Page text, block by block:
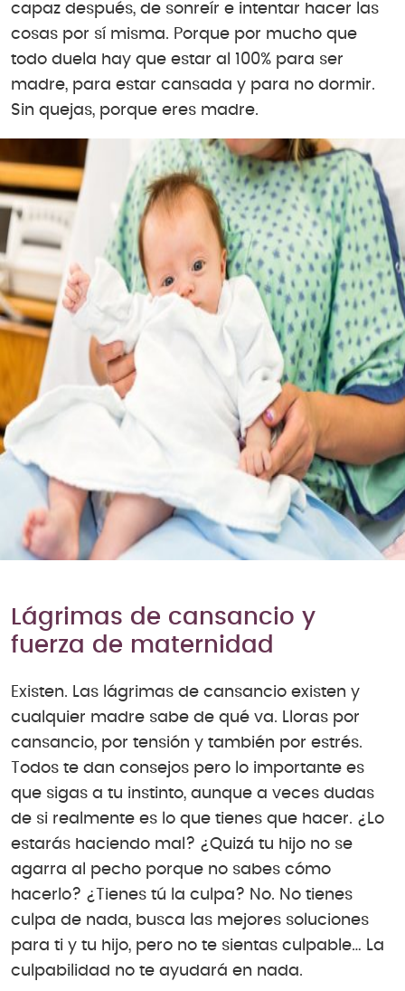
capaz después, de sonreír e intentar hacer las
cosas por sí misma. Porque por mucho que
todo duela hay que estar al 100% para ser
madre, para estar cansada y para no dormir.
Sin quejas, porque eres madre.
Lágrimas de cansancio y
fuerza de maternidad
Existen. Las lágrimas de cansancio existen y
cualquier madre sabe de qué va. Lloras por
cansancio, por tensión y también por estrés.
Todos te dan consejos pero lo importante es
que sigas a tu instinto, aunque a veces dudas
de si realmente es lo que tienes que hacer. ¿Lo
estarás haciendo mal? ¿Quizá tu hijo no se
agarra al pecho porque no sabes cómo
hacerlo? ¿Tienes tú la culpa? No. No tienes
culpa de nada, busca las mejores soluciones
para ti y tu hijo, pero no te sientas culpable… La
culpabilidad no te ayudará en nada.